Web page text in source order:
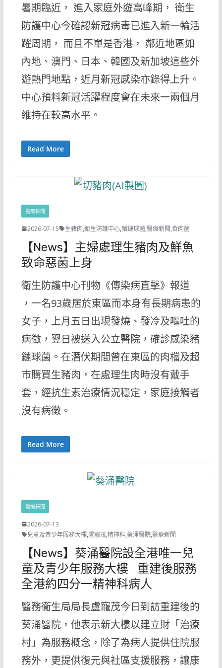
暑期臨近， 進入家庭外遊高峰期， 衛生
防護中心今確認新冠病毒已進入新一輪活
躍周期， 而且不單是香港， 鄰近地區如
內地、澳門、日本、韓國及新加坡這些外
遊熱門地點，近月新冠感染亦錄得上升。
中心預料新冠活躍程度會在未來一兩個月
維持在較高水平。
Read More
醫療新聞
2026-07-15 生豬肉,衛生防護中心,豬鏈球菌,醫療新聞,食肉菌
【News】主婦處理生豬肉及鮮魚
致命惡菌上身
衛生防護中心刊物《傳染病直擊》報道
，一名93歲居於東區而本身有長期病患的
女子，上月五日出現發燒、發冷及嘔吐的
病徵，翌日被送入公立醫院，確診感染豬
鏈球菌。在潛伏期間曾在東區的肉檔及超
巿購買生豬肉，在處理生肉時沒有戴手
套，經抗生素治療情況穩定，家庭接觸者
沒有病徵。
Read More
醫療新聞
2026-07-13
兒童及青少年服務大樓,盧寵茂,精神科,葵涌醫院,醫療新聞
【News】葵涌醫院設全港唯一兒
童及青少年服務大樓 重建後服務
全港約四分一精神科病人
醫務衞生局局長盧寵茂今日到訪重建後的
葵涌醫院，他表示新大樓以建立財「治療
村」為服務概念，除了為病人提供住院服
務外，更提供復元與社區支援服務，讓康